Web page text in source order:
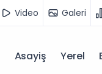
Video Galeri
Asayiş Yerel